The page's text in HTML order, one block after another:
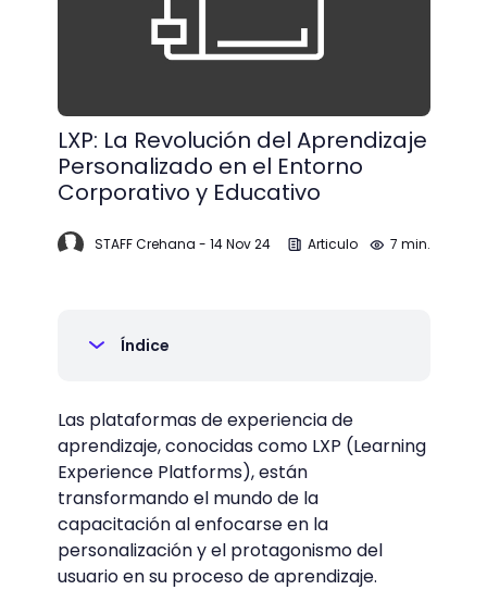
LXP: La Revolución del Aprendizaje
Personalizado en el Entorno
Corporativo y Educativo
STAFF Crehana - 14 Nov 24 Articulo 7 min.
Índice
Las plataformas de experiencia de
aprendizaje, conocidas como LXP (Learning
Experience Platforms), están
transformando el mundo de la
capacitación al enfocarse en la
personalización y el protagonismo del
usuario en su proceso de aprendizaje.